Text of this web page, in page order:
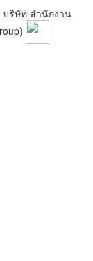
บริษัท สำนักงาน